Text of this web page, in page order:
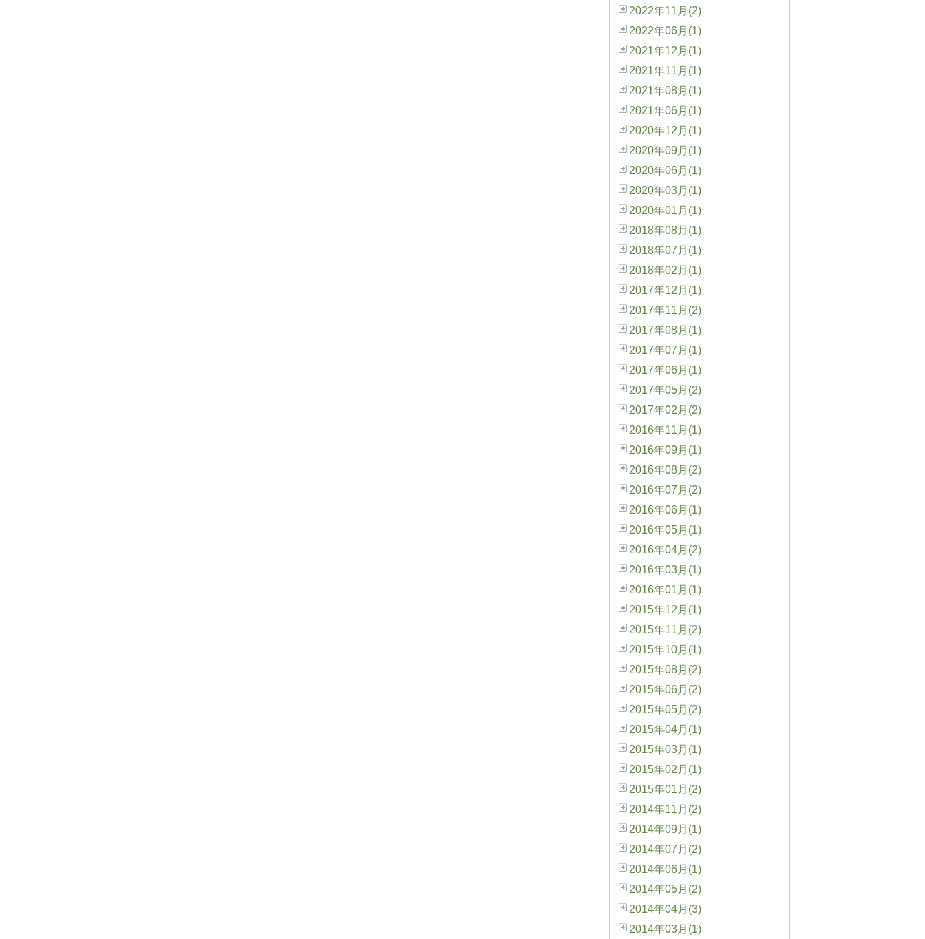
2022年11月(2)
2022年06月(1)
2021年12月(1)
2021年11月(1)
2021年08月(1)
2021年06月(1)
2020年12月(1)
2020年09月(1)
2020年06月(1)
2020年03月(1)
2020年01月(1)
2018年08月(1)
2018年07月(1)
2018年02月(1)
2017年12月(1)
2017年11月(2)
2017年08月(1)
2017年07月(1)
2017年06月(1)
2017年05月(2)
2017年02月(2)
2016年11月(1)
2016年09月(1)
2016年08月(2)
2016年07月(2)
2016年06月(1)
2016年05月(1)
2016年04月(2)
2016年03月(1)
2016年01月(1)
2015年12月(1)
2015年11月(2)
2015年10月(1)
2015年08月(2)
2015年06月(2)
2015年05月(2)
2015年04月(1)
2015年03月(1)
2015年02月(1)
2015年01月(2)
2014年11月(2)
2014年09月(1)
2014年07月(2)
2014年06月(1)
2014年05月(2)
2014年04月(3)
2014年03月(1)